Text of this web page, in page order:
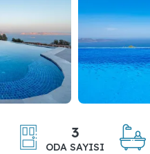
3
ODA SAYISI